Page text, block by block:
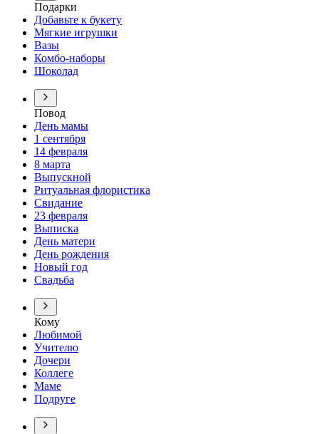
Подарки
Добавьте к букету
Мягкие игрушки
Вазы
Комбо-наборы
Шоколад
Повод
День мамы
1 сентября
14 февраля
8 марта
Выпускной
Ритуальная флористика
Свидание
23 февраля
Выписка
День матери
День рождения
Новый год
Свадьба
Кому
Любимой
Учителю
Дочери
Коллеге
Маме
Подруге